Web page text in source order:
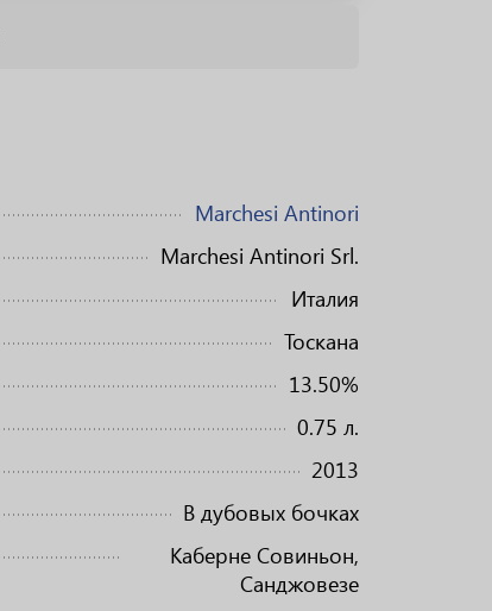
Marchesi Antinori
Marchesi Antinori Srl.
Италия
Тоскана
13.50%
0.75 л.
2013
В дубовых бочках
Каберне Совиньон,
Санджовезе